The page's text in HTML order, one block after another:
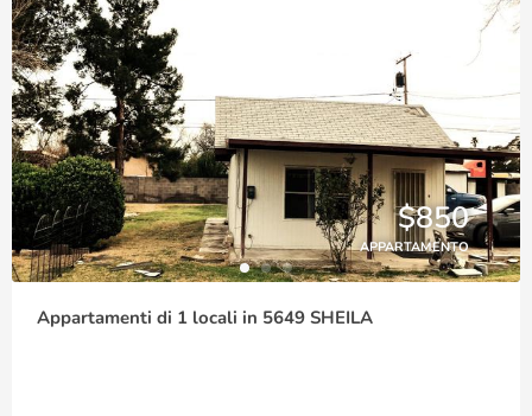
$850
APPARTAMENTO
Appartamenti di 1 locali in 5649 SHEILA